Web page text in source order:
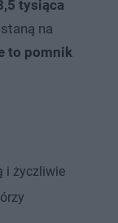
tysiąca
na
to pomnik
i życzliwie